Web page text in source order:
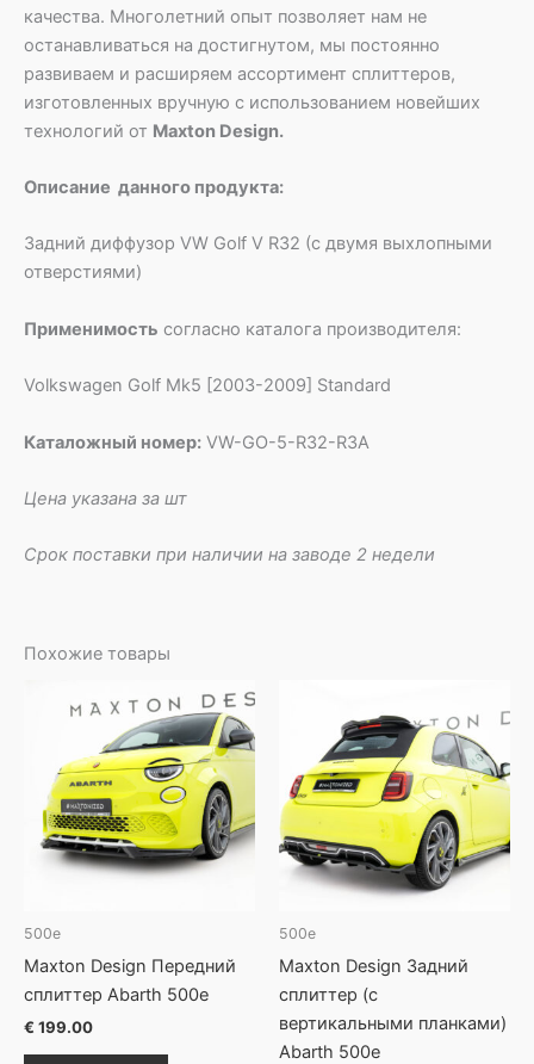
качества. Многолетний опыт позволяет нам не
останавливаться на достигнутом, мы постоянно
развиваем и расширяем ассортимент сплиттеров,
изготовленных вручную с использованием новейших
технологий от Maxton Design.
Описание данного продукта:
Задний диффузор VW Golf V R32 (с двумя выхлопными
отверстиями)
Применимость согласно каталога производителя:
Volkswagen Golf Mk5 [2003-2009] Standard
Каталожный номер: VW-GO-5-R32-R3A
Цена указана за шт
Срок поставки при наличии на заводе 2 недели
Похожие товары
500e
Maxton Design Передний
сплиттер Abarth 500e
€ 199.00
500e
Maxton Design Задний
сплиттер (с
вертикальными планками)
Abarth 500e